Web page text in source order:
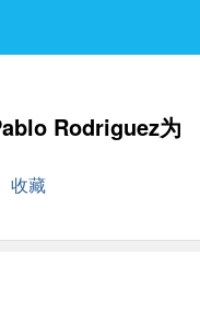
发表
Rodriguez为
收藏